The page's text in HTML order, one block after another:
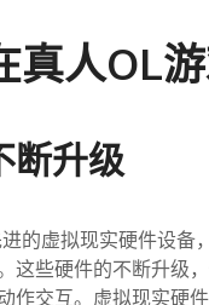
真人OL
断升级
的虚拟现实硬件设备
这些硬件的不断升级
作交互。虚拟现实硬